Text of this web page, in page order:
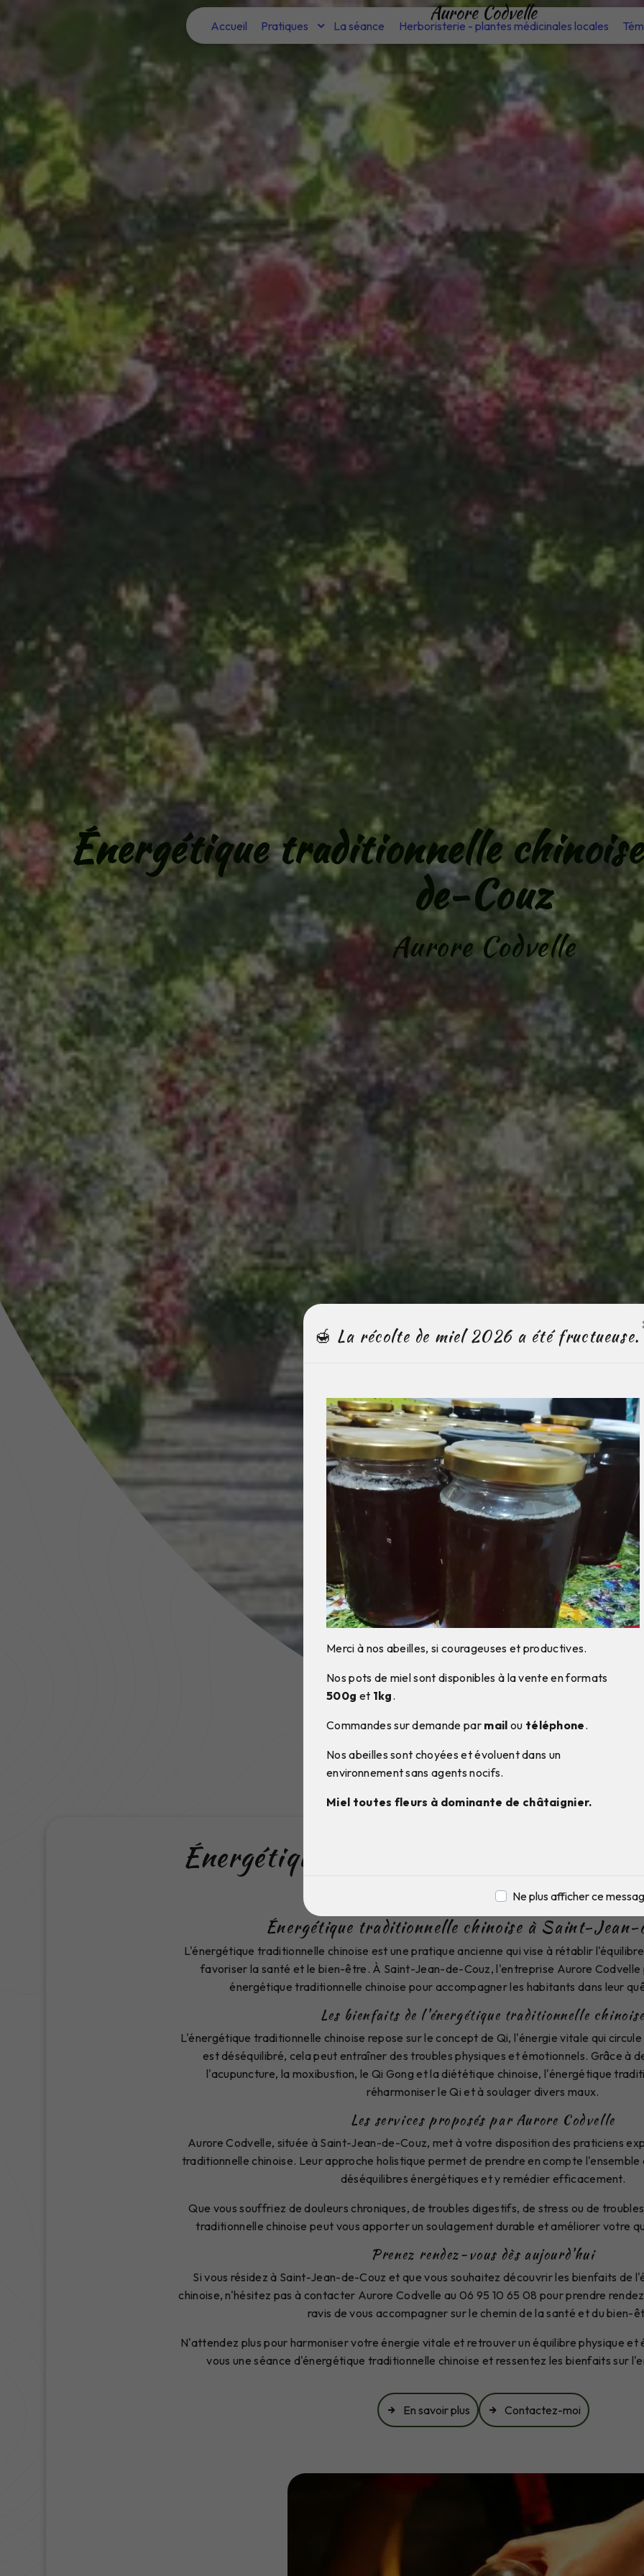
🍯 La récolte de miel 2026 a été fructueuse.
Merci à nos abeilles, si courageuses et productives.
Nos pots de miel sont disponibles à la vente en formats
500g et 1kg.
Commandes sur demande par mail ou téléphone.
Nos abeilles sont choyées et évoluent dans un
environnement sans agents nocifs.
Miel toutes fleurs à dominante de châtaignier.
Ne plus afficher ce
Aurore Codvelle
Accueil Pratiques La séance Herboristerie - plantes médicinales locales
Énergétique traditionnelle
de-Couz
Aurore Codvelle
Énergétique traditionnelle chinoise
de-Couz
Énergétique traditionnelle chinoise à Saint-Jean-
L'énergétique traditionnelle chinoise est une pratique ancienne qui vise à rétablir
favoriser la santé et le bien-être. À Saint-Jean-de-Couz, l'entreprise Aurore Codvelle
énergétique traditionnelle chinoise pour accompagner les habitants dans leur
Les bienfaits de l'énergétique traditionnelle
L'énergétique traditionnelle chinoise repose sur le concept de Qi, l'énergie vitale qui
est déséquilibré, cela peut entraîner des troubles physiques et émotionnels. Grâce à
l'acupuncture, la moxibustion, le Qi Gong et la diététique chinoise, l'énergétique
réharmoniser le Qi et à soulager divers maux.
Les services proposés par Aurore Codvelle
Aurore Codvelle, située à Saint-Jean-de-Couz, met à votre disposition des praticiens
traditionnelle chinoise. Leur approche holistique permet de prendre en compte
déséquilibres énergétiques et y remédier efficacement.
Que vous souffriez de douleurs chroniques, de troubles digestifs, de stress ou de
traditionnelle chinoise peut vous apporter un soulagement durable et améliorer votre
Prenez rendez-vous dès aujourd'hui
Si vous résidez à Saint-Jean-de-Couz et que vous souhaitez découvrir les bienfaits de
chinoise, n'hésitez pas à contacter Aurore Codvelle au 06 95 10 65 08 pour prendre
ravis de vous accompagner sur le chemin de la santé et du bien-
N'attendez plus pour harmoniser votre énergie vitale et retrouver un équilibre physique
vous une séance d'énergétique traditionnelle chinoise et ressentez les bienfaits sur
En savoir plus Contactez-moi
Panneau de gestion des cookies